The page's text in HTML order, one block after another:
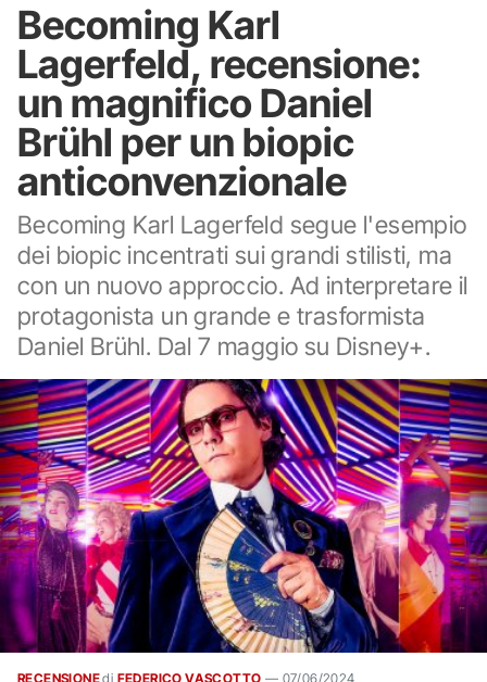
Becoming Karl
Lagerfeld, recensione:
un magnifico Daniel
Brühl per un biopic
anticonvenzionale
Becoming Karl Lagerfeld segue l'esempio
dei biopic incentrati sui grandi stilisti, ma
con un nuovo approccio. Ad interpretare il
protagonista un grande e trasformista
Daniel Brühl. Dal 7 maggio su Disney+.
RECENSIONEdi FEDERICO VASCOTTO — 07/06/2024